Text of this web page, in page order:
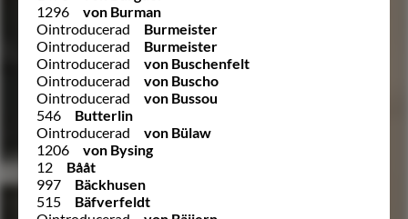
1296
von Burman
Ointroducerad
Burmeister
Ointroducerad
Burmeister
Ointroducerad
von Buschenfelt
Ointroducerad
von Buscho
Ointroducerad
von Bussou
546
Butterlin
Ointroducerad
von Bülaw
1206
von Bysing
12
Bååt
997
Bäckhusen
515
Bäfverfeldt